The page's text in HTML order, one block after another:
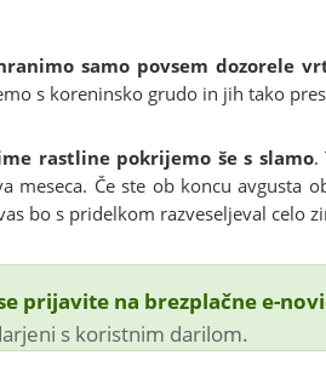
samo povsem dozorele
s koreninsko grudo in jih tako
rastline pokrijemo še s slamo.
meseca. Če ste ob koncu avgusta
bo s pridelkom razveseljeval celo
prijavite na brezplačne e-
s koristnim darilom.